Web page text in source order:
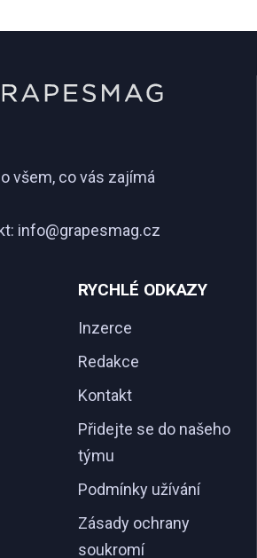
všem, co vás zajímá
info@grapesmag.cz
RYCHLÉ ODKAZY
Inzerce
Redakce
Kontakt
Přidejte se do našeho
týmu
Podmínky užívání
Zásady ochrany
soukromí